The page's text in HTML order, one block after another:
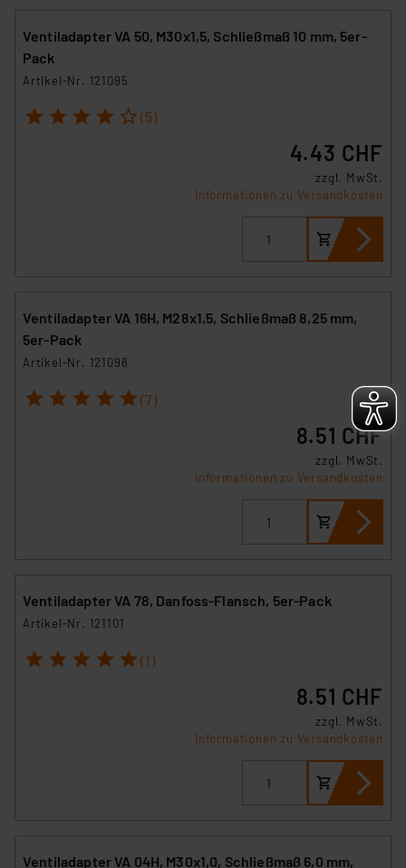
Ventiladapter VA 50, M30x1,5, Schließmaß 10 mm, 5er-
Pack
Artikel-Nr. 121095
1 2 3 4 5 (5)
4.43 CHF
zzgl. MwSt.
Informationen zu Versandkosten
Ventiladapter VA 16H, M28x1,5, Schließmaß 8,25 mm,
5er-Pack
Artikel-Nr. 121098
1 2 3 4 5 (7)
8.51 CHF
zzgl. MwSt.
Informationen zu Versandkosten
Ventiladapter VA 78, Danfoss-Flansch, 5er-Pack
Artikel-Nr. 121101
1 2 3 4 5 (1)
8.51 CHF
zzgl. MwSt.
Informationen zu Versandkosten
Ventiladapter VA 04H, M30x1,0, Schließmaß 6,0 mm,